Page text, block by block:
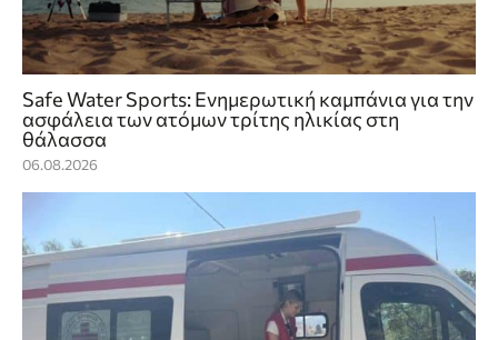
Safe Water Sports: Eνημερωτική καμπάνια για την
ασφάλεια των ατόμων τρίτης ηλικίας στη
θάλασσα
06.08.2026